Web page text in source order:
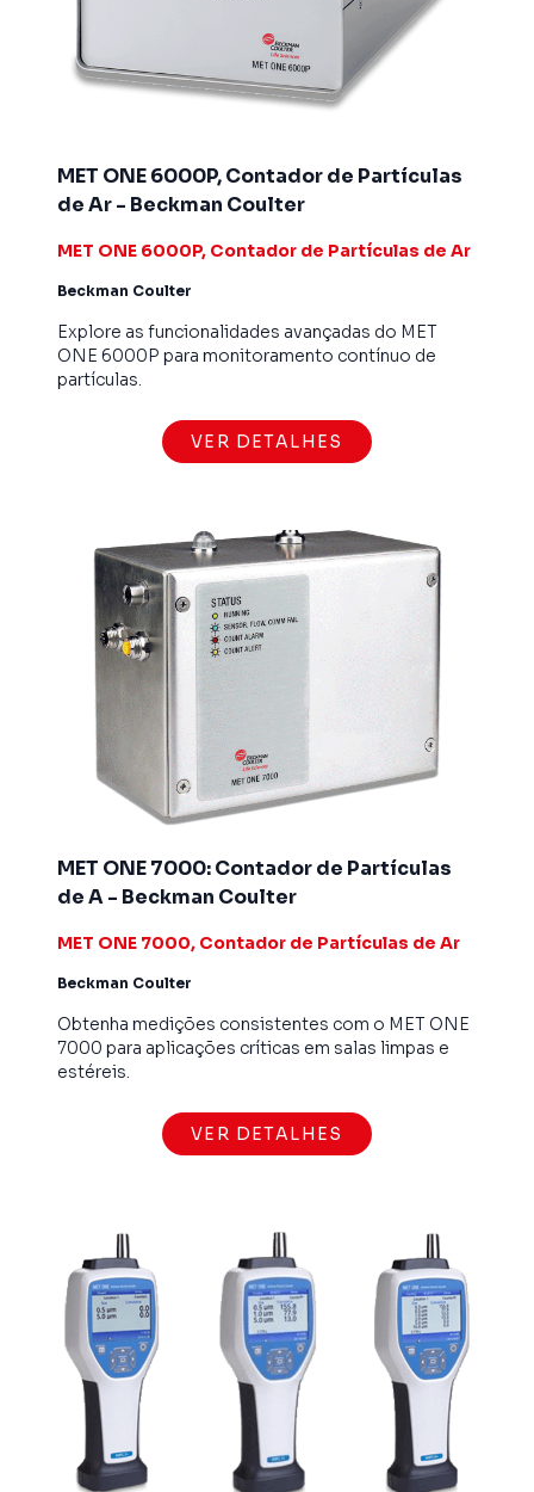
MET ONE 6000P, Contador de Partículas
de Ar - Beckman Coulter
MET ONE 6000P, Contador de Partículas de Ar
Beckman Coulter
Explore as funcionalidades avançadas do MET
ONE 6000P para monitoramento contínuo de
partículas.
VER DETALHES
MET ONE 7000: Contador de Partículas
de A - Beckman Coulter
MET ONE 7000, Contador de Partículas de Ar
Beckman Coulter
Obtenha medições consistentes com o MET ONE
7000 para aplicações críticas em salas limpas e
estéreis.
VER DETALHES